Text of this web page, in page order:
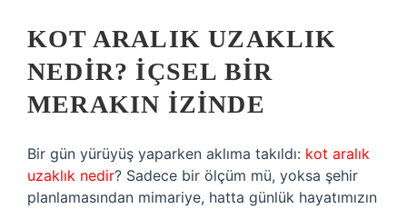
KOT ARALIK UZAKLIK
NEDIR? İÇSEL BIR
MERAKIN İZINDE
Bir gün yürüyüş yaparken aklıma takıldı: kot aralık
uzaklık nedir? Sadece bir ölçüm mü, yoksa şehir
planlamasından mimariye, hatta günlük hayatımızın